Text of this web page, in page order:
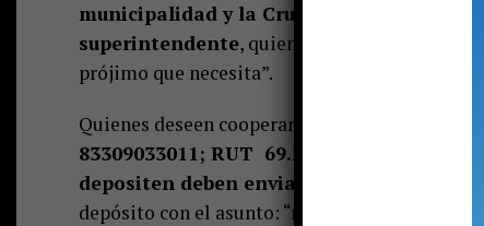
municipalidad y la Cruz Roja para ir en
superintendente, quien agrega: “A nosotros
prójimo que necesita”.
Quienes deseen cooperar con dinero deben
83309033011; RUT 69.230.400-4 de la
depositen deben enviar un correo a
depósito con el asunto: “mega incendio”.